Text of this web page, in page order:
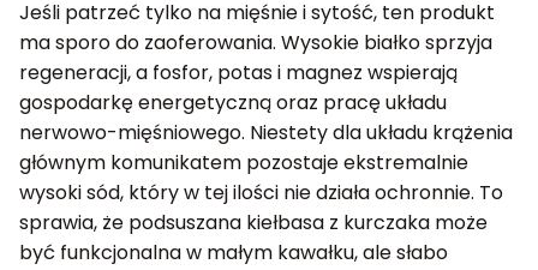
Jeśli patrzeć tylko na mięśnie i sytość, ten produkt
ma sporo do zaoferowania. Wysokie białko sprzyja
regeneracji, a fosfor, potas i magnez wspierają
gospodarkę energetyczną oraz pracę układu
nerwowo-mięśniowego. Niestety dla układu krążenia
głównym komunikatem pozostaje ekstremalnie
wysoki sód, który w tej ilości nie działa ochronnie. To
sprawia, że podsuszana kiełbasa z kurczaka może
być funkcjonalna w małym kawałku, ale słabo